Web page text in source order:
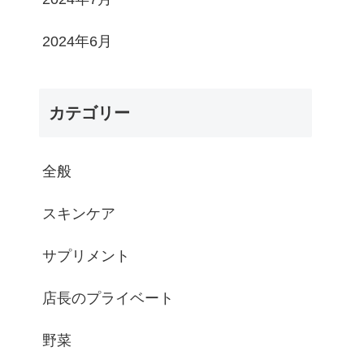
2024年6月
カテゴリー
全般
スキンケア
サプリメント
店長のプライベート
野菜